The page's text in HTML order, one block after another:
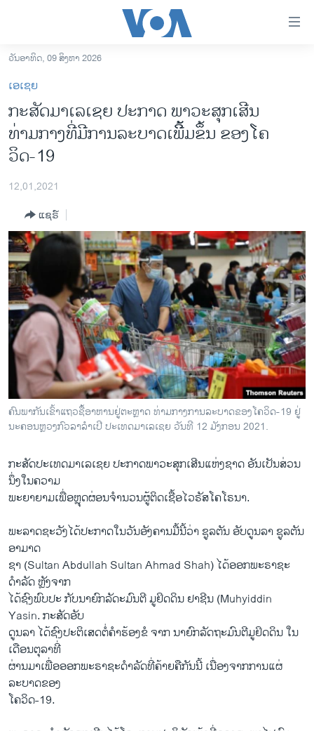
ເຂົ້າ
ຫາ
ຂ້າມ
ຂ້າມ
ໄປ
ຫາ
ຊອກ
ອາເມຣິກາ
ການເລືອກຕັ້ງ ປະທານາທີບໍດີ ສະຫະລັດ 2024
ອິດສະຫຼະພາບດ້ານການຂ່າວ
ຊີວິດຊາວລາວ
ຊຸມຊົນຊາວລາວ
ວິທະຍາສາດ-ເທັກໂນໂລຈີ
ທຸລະກິດ
ພາສາອັງກິດ
ວີດີໂອ
ສຽງ
ລາຍງານ
ຕິດຕາມພວກເຮົາ ທີ່
ພາສາຕ່າງໆ
ວັນອາທິດ, 09 ສິງຫາ 2026
ເອເຊຍ
ກະສັດມາເລເຊຍ ປະກາດ ພາວະສຸກເສີນ
ທ່າມກາງທີ່ມີການລະບາດເພີ້ິ້ມຂຶ້ນ ຂອງໂຄ
ວິດ-19
12,01,2021
ແຊຣ໌
ຄົນພາກັນເຂົ້າແຖວຊື້ອາຫານຢູ່ຕະຫຼາດ ທ່າມກາງການລະບາດຂອງໂຄວິດ-19 ຢູ່
ນະຄອນຫຼວງກົວລາລໍາເປີ ປະເທດມາເລເຊຍ ວັນທີ 12 ມັງກອນ 2021.
ກະສັດປະເທດມາເລເຊຍ ປະກາດພາວະສຸກເສີນແຫ່ງຊາດ ອັນເປັນສ່ວນ
ນຶ່ງໃນຄວາມ
ພະຍາຍາມເພື່ອຫຼຸດຜ່ອນຈຳນວນຜູ້ຕິດເຊື້ອໄວຣັສໂຄໂຣນາ.
ພະລາດຊະວັງໄດ້ປະກາດໃນວັນອັງຄານມື້ນີ້ວ່າ ຊູລຕັນ ອັບດູນລາ ຊູລຕັນ
ອາມາດ
ຊາ (Sultan Abdullah Sultan Ahmad Shah) ໄດ້ອອກພະຣາຊະ
ດຳລັດ ຫຼັງຈາກ
ໄດ້ຊົງພົບປະ ກັບນາຍົກລັດະມົນຕີ ມູຢິດດິນ ຢາຊີນ (Muhyiddin
Yasin. ກະສັດອັບ
ດູນລາ ໄດ້ຊົງປະຕິເສດຕໍ່ຄຳຮ້ອງຂໍ ຈາກ ນາຍົກລັດຖະມົນຕີມູຢິດດິນ ໃນ
ເດືອນຕຸລາທີ່
ຜ່ານມາເພື່ອອອກພະຣາຊະດຳລັດທີ່ຄ້າຍຄືກັນນີ້ ເນື່ອງຈາກການແຜ່
ລະບາດຂອງ
ໂຄວິດ-19.